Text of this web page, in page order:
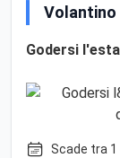
Volantino
Godersi
Scade tra 1